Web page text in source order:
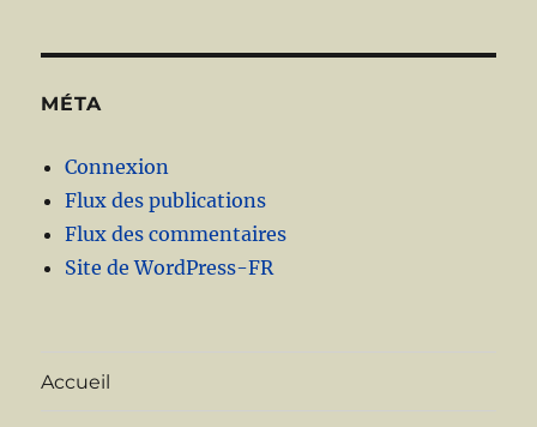
MÉTA
Connexion
Flux des publications
Flux des commentaires
Site de WordPress-FR
Accueil